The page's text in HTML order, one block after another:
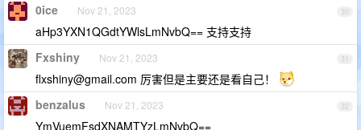
30
0ice Nov 21, 2023
aHp3YXN1QGdtYWlsLmNvbQ== 支持支持
31
Fxshiny Nov 21, 2023
flxshiny@gmail.com 厉害但是主要还是看自己！
32
benzalus Nov 21, 2023
YmVuemFsdXNAMTYzLmNvbQ==